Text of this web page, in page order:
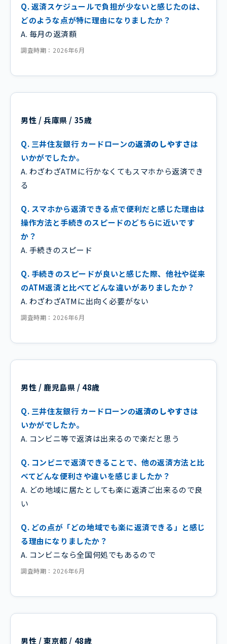
Q. 返済スケジュールで負担が少ないと感じたのは、
どのような点が特に理由になりましたか？
A. 毎月の返済額
調査時期：2026年6月
男性 / 兵庫県 / 35歳
Q. 三井住友銀行 カードローンの返済のしやすさは
いかがでしたか。
A. わざわざATMに行かなくてもスマホから返済でき
る
Q. スマホから返済できる点で便利だと感じた理由は
操作方法と手続きのスピードのどちらに近いです
か？
A. 手続きのスピード
Q. 手続きのスピードが良いと感じた際、他社や従来
のATM返済と比べてどんな違いがありましたか？
A. わざわざATMに出向く必要がない
調査時期：2026年6月
男性 / 鹿児島県 / 48歳
Q. 三井住友銀行 カードローンの返済のしやすさは
いかがでしたか。
A. コンビニ等で返済は出来るので楽だと思う
Q. コンビニで返済できることで、他の返済方法と比
べてどんな便利さや違いを感じましたか？
A. どの地域に居たとしても楽に返済ご出来るので良
い
Q. どの点が「どの地域でも楽に返済できる」と感じ
る理由になりましたか？
A. コンビニなら全国何処でもあるので
調査時期：2026年6月
男性 / 東京都 / 48歳